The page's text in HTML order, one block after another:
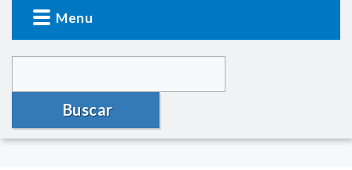
Menu
Buscar